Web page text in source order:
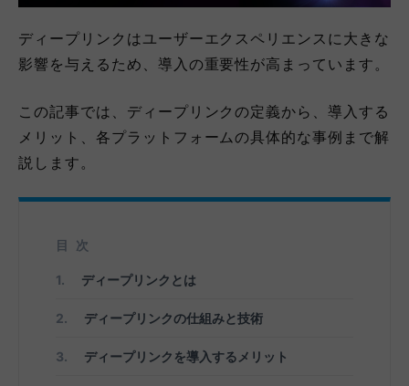
ディープリンクはユーザーエクスペリエンスに大きな
影響を与えるため、導入の重要性が高まっています。
この記事では、ディープリンクの定義から、導入する
メリット、各プラットフォームの具体的な事例まで解
説します。
目次
1. ディープリンクとは
2. ディープリンクの仕組みと技術
3. ディープリンクを導入するメリット